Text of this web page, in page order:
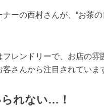
ーの西村さんが、“お茶
フレンドリーで、お店の
さんから注目されていま
れない…！